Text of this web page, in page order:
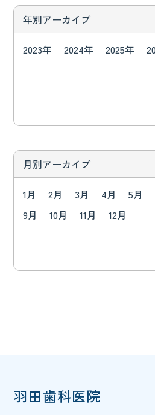
年別アーカイブ
2023年 2024年 2025年
月別アーカイブ
1月 2月 3月 4月 5月
9月
10月 11月 12月
羽田歯科医院